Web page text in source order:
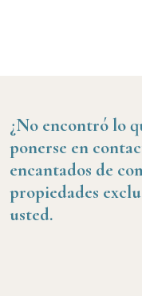
¿No encontró lo
ponerse en
encantados de
propiedades
usted.